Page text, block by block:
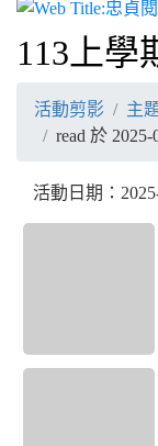
113上學
活動剪影
主
read 於
活動日期：